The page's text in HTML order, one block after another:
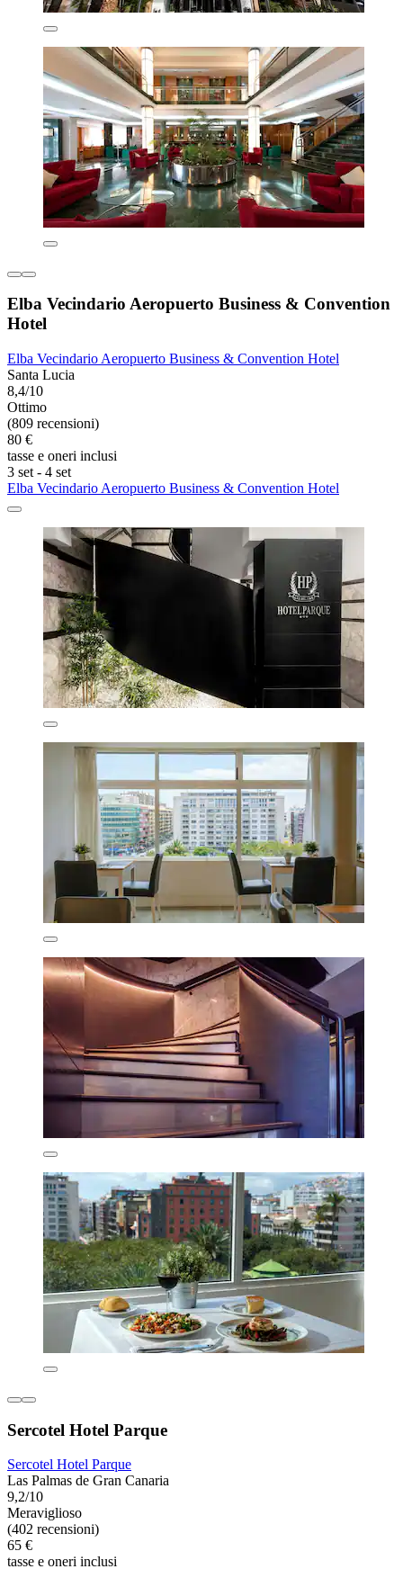
Elba Vecindario Aeropuerto Business & Convention
Hotel
Elba Vecindario Aeropuerto Business & Convention Hotel
Santa Lucia
8,4/10
Ottimo
(809 recensioni)
80 €
tasse e oneri inclusi
3 set - 4 set
Elba Vecindario Aeropuerto Business & Convention Hotel
Sercotel Hotel Parque
Sercotel Hotel Parque
Las Palmas de Gran Canaria
9,2/10
Meraviglioso
(402 recensioni)
65 €
tasse e oneri inclusi